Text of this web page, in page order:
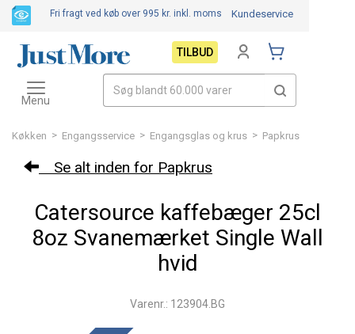
Køkken > Engangsservice > Engangsglas og krus > Papkrus
Se alt inden for Papkrus
Catersource kaffebæger 25cl
8oz Svanemærket Single Wall
hvid
Varenr.: 123904.BG
Fri fragt ved køb over 995 kr. inkl. moms Kundeservice
TILBUD
Toggle
navigation
Menu